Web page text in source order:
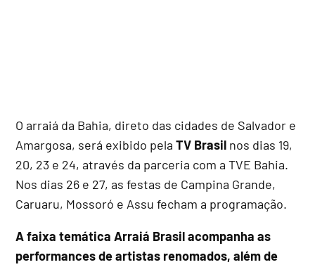
O arraiá da Bahia, direto das cidades de Salvador e
Amargosa, será exibido pelaTV Brasil nos dias 19,
20, 23 e 24, através da parceria com a TVE Bahia.
Nos dias 26 e 27, as festas de Campina Grande,
Caruaru, Mossoró e Assu fecham a programação.
A faixa temática Arraiá Brasil acompanha as
performances de artistas renomados, além de